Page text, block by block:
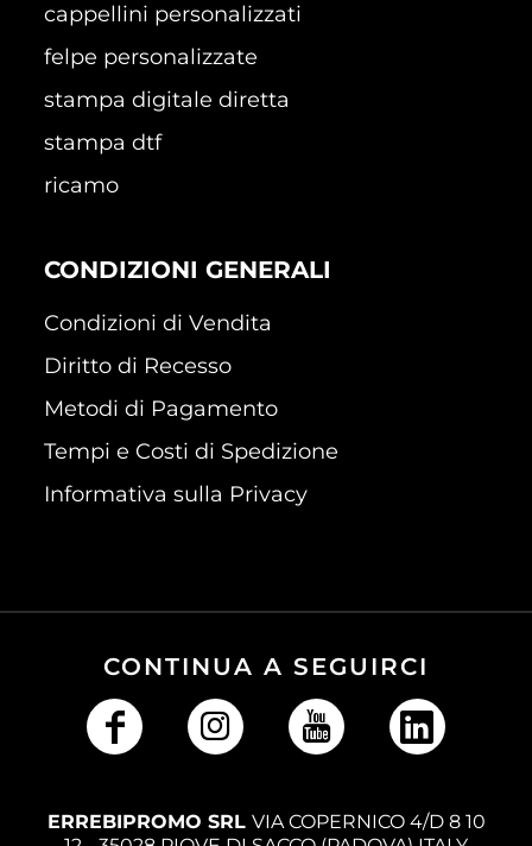
cappellini personalizzati
felpe personalizzate
stampa digitale diretta
stampa dtf
ricamo
CONDIZIONI GENERALI
Condizioni di Vendita
Diritto di Recesso
Metodi di Pagamento
Tempi e Costi di Spedizione
Informativa sulla Privacy
CONTINUA A SEGUIRCI
ERREBIPROMO SRL VIA COPERNICO 4/D 8 10